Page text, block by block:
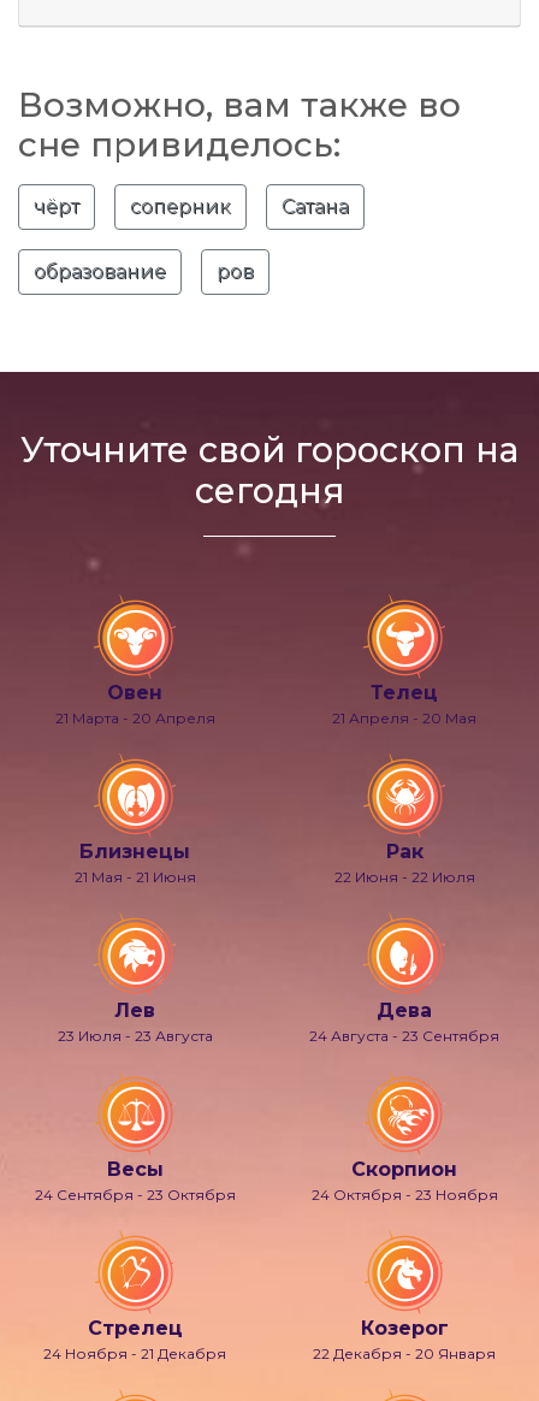
Возможно, вам также во
сне привиделось:
чёрт соперник Сатана
образование ров
Уточните свой гороскоп на
сегодня
Овен
21 Марта - 20 Апреля
Телец
21 Апреля - 20 Мая
Близнецы
21 Мая - 21 Июня
Рак
22 Июня - 22 Июля
Лев
23 Июля - 23 Августа
Дева
24 Августа - 23 Сентября
Весы
24 Сентября - 23 Октября
Скорпион
24 Октября - 23 Ноября
Стрелец
24 Ноября - 21 Декабря
Козерог
22 Декабря - 20 Января